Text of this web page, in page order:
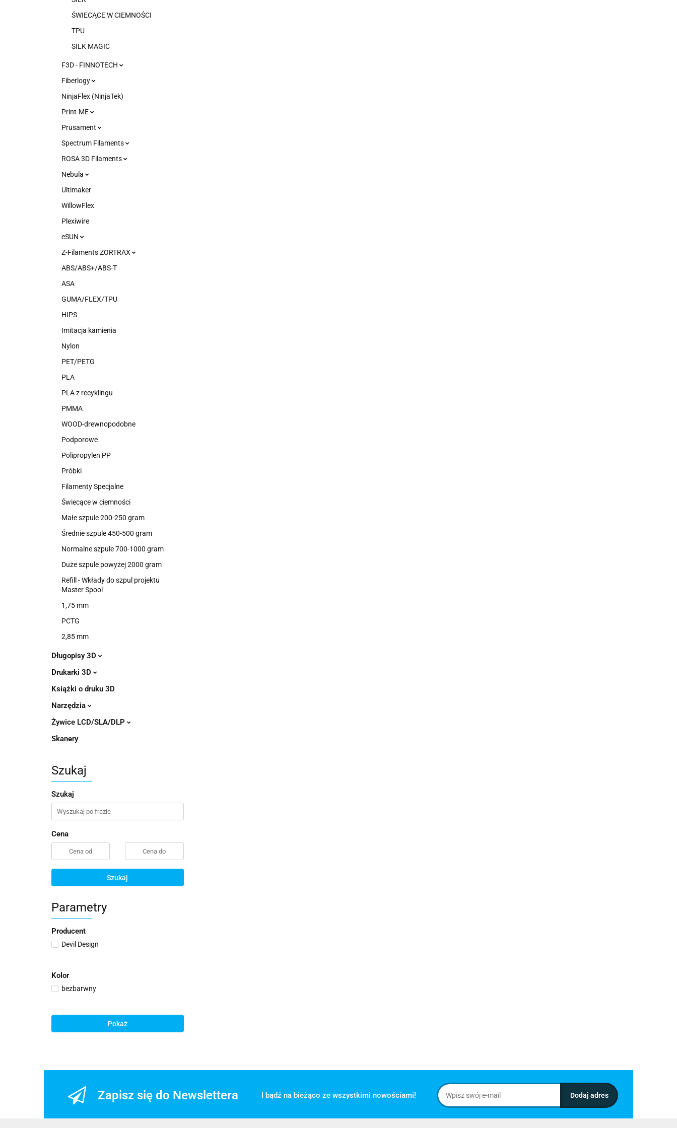
ŚWIECĄCE W CIEMNOŚCI
TPU
SILK MAGIC
F3D - FINNOTECH
Fiberlogy
NinjaFlex (NinjaTek)
Print-ME
Prusament
Spectrum Filaments
ROSA 3D Filaments
Nebula
Ultimaker
WillowFlex
Plexiwire
eSUN
Z-Filaments ZORTRAX
ABS/ABS+/ABS-T
ASA
GUMA/FLEX/TPU
HIPS
Imitacja kamienia
Nylon
PET/PETG
PLA
PLA z recyklingu
PMMA
WOOD-drewnopodobne
Podporowe
Polipropylen PP
Próbki
Filamenty Specjalne
Świecące w ciemności
Małe szpule 200-250 gram
Średnie szpule 450-500 gram
Normalne szpule 700-1000 gram
Duże szpule powyżej 2000 gram
Refill - Wkłady do szpul projektu
Master Spool
1,75 mm
PCTG
2,85 mm
Długopisy 3D
Drukarki 3D
Książki o druku 3D
Narzędzia
Żywice LCD/SLA/DLP
Skanery
Szukaj
Szukaj
Cena
Szukaj
Parametry
Producent
Devil Design
Kolor
bezbarwny
Pokaż
Zapisz się do Newslettera I bądź na bieżąco ze wszystkimi nowościami!